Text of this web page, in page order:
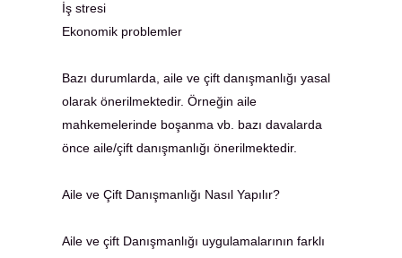
İş stresi
Ekonomik problemler
Bazı durumlarda, aile ve çift danışmanlığı yasal
olarak önerilmektedir. Örneğin aile
mahkemelerinde boşanma vb. bazı davalarda
önce aile/çift danışmanlığı önerilmektedir.
Aile ve Çift Danışmanlığı Nasıl Yapılır?
Aile ve çift Danışmanlığı uygulamalarının farklı